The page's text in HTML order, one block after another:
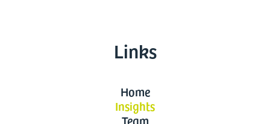
Links
Home
Insights
Team